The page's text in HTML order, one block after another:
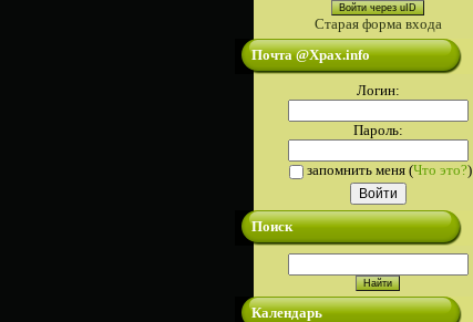
Войти через uID
Старая форма входа
Почта @Xpax.info
Логин:
Пароль:
запомнить меня(Что это?)
Поиск
Календарь